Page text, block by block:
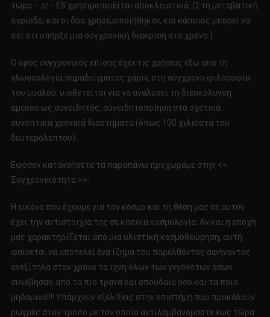
τώρα – s/– ESχρησιμοποιείται αποκλειστικά. (Στη μεταβατική
περίοδο, και οι δύο χρησιμοποιήθηκαν, και κάποιος μπορεί να
πει ότι υπήρξε μια συγχρονική διάκριση στο χρόνο.)
Ο όρος συγχρονικόςεπίσης έχει τις χρήσεις έξω από τη
γλωσσολογία παραδείγματος χάριν, στη σύγχρονο φιλοσοφία
του μυαλού, υιοθετείται για να αναλύσει τη διευκόλυνση
άμεσου ως συνειδητός, συνειδητοποίηση στα σχετικά
συνοπτικά χρονικά διαστήματα (όπως 100 χιλιοστά του
δευτερολέπτου).
Εφόσον κατανοήσετε τα παραπάνω προχωράμε στην <<
Συγχρονικότητα >>:
Η εικόνα που έχουμε για τον κόσμο και τη θέση μας σε αυτόν
έχει την αντιστοιχία της σε κάποια κοσμολογία. Αν και η εποχή
μας χαρακτηρίζεται από μια υλιστική κοσμοθεώρηση, αυτή
φαίνεται να αποτελεί ένα ίζημα του παρελθόντος αφήνοντας
ανεξίτηλα στον χρόνο τα ίχνη όλων των γεγονότων όσων
συνέβησαν, από τα πιο τρανά και σπουδαία όσο και τα ποιο
μηδαμινά!!!! Υπάρχουν εξελίξεις στην επιστήμη που προκαλούν
ρωγμές στον τρόπο με τον οποίο αντιλαμβανόμαστε έως τώρα